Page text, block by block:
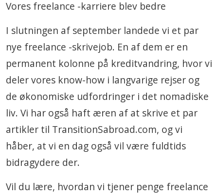
Vores freelance -karriere blev bedre
I slutningen af ​​september landede vi et par
nye freelance -skrivejob. En af dem er en
permanent kolonne på kreditvandring, hvor vi
deler vores know-how i langvarige rejser og
de økonomiske udfordringer i det nomadiske
liv. Vi har også haft æren af ​​at skrive et par
artikler til TransitionSabroad.com, og vi
håber, at vi en dag også vil være fuldtids
bidragydere der.
Vil du lære, hvordan vi tjener penge freelance